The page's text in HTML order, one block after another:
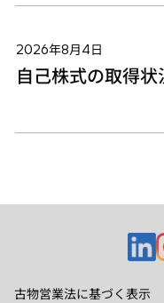
2026年8月4日
自己株式の取得
古物営業法に基づく表示